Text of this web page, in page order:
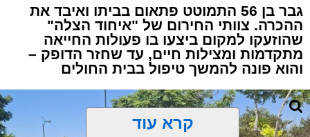
גבר בן 56 התמוטט פתאום בביתו ואיבד את
ההכרה. צוותי החירום של "איחוד הצלה"
שהוזעקו למקום ביצעו בו פעולות החייאה
מתקדמות ומצילות חיים, עד שחזר הדופק –
והוא פונה להמשך טיפול בבית החולים
קרא עוד